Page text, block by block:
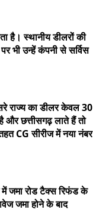
है। स्थानीय डीलरों की
भी उन्हें कंपनी से सर्विस
राज्य का डीलर केवल 30
और छत्तीसगढ़ लाते हैं तो
CG सीरीज में नया नंबर
में जमा रोड टैक्स रिफंड के
जमा होने के बाद